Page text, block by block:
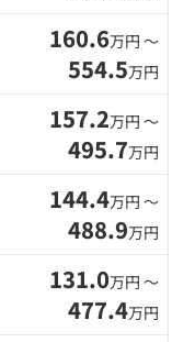
160.6万円 〜
554.5万円
157.2万円 〜
495.7万円
144.4万円 〜
488.9万円
131.0万円 〜
477.4万円